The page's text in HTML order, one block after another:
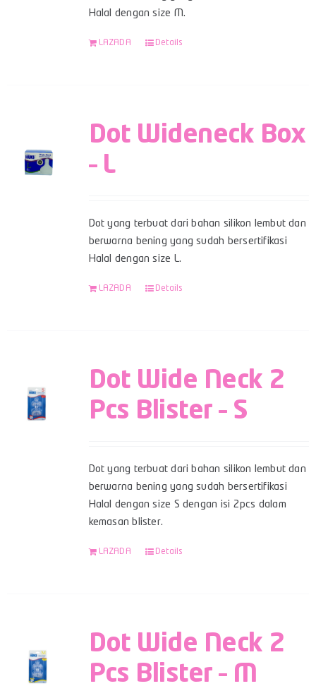
Halal dengan size M.
LAZADA Details
Dot Wideneck Box
– L
Dot yang terbuat dari bahan silikon lembut dan
berwarna bening yang sudah bersertifikasi
Halal dengan size L.
LAZADA Details
Dot Wide Neck 2
Pcs Blister – S
Dot yang terbuat dari bahan silikon lembut dan
berwarna bening yang sudah bersertifikasi
Halal dengan size S dengan isi 2pcs dalam
kemasan blister.
LAZADA Details
Dot Wide Neck 2
Pcs Blister – M